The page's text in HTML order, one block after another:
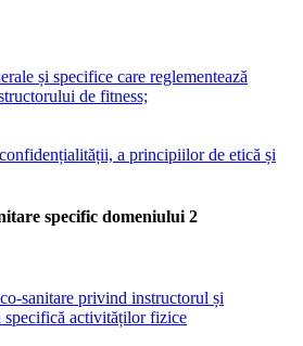
și specifice care reglementează
de fitness;
a principiilor de etică și
specific domeniului 2
sanitare privind instructorul și
specifică activităților fizice